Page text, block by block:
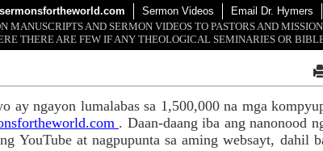
sermonsfortheworld.com Sermon Videos Email Dr. Hymers
MANUSCRIPTS AND SERMON VIDEOS TO PASTORS AND
THERE ARE FEW IF ANY THEOLOGICAL SEMINARIES OR
ay ngayon lumalabas sa 1,500,000 na mga
. Daan-daang iba ang nanonood
YouTube at nagpupunta sa aming websayt, dahil